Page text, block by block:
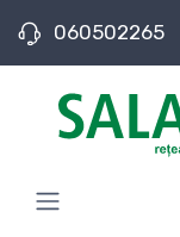
060502265